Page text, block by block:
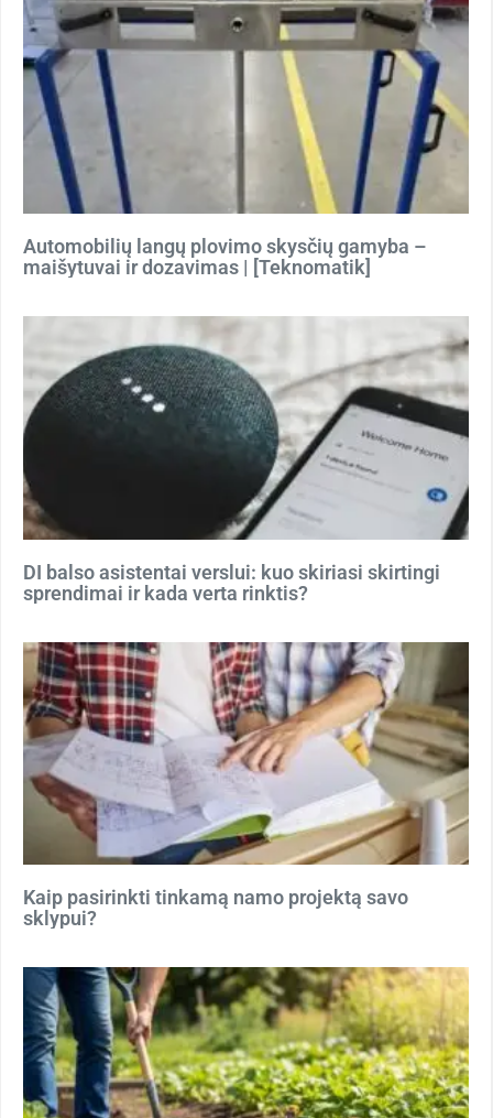
Automobilių langų plovimo skysčių gamyba –
maišytuvai ir dozavimas | [Teknomatik]
DI balso asistentai verslui: kuo skiriasi skirtingi
sprendimai ir kada verta rinktis?
Kaip pasirinkti tinkamą namo projektą savo
sklypui?